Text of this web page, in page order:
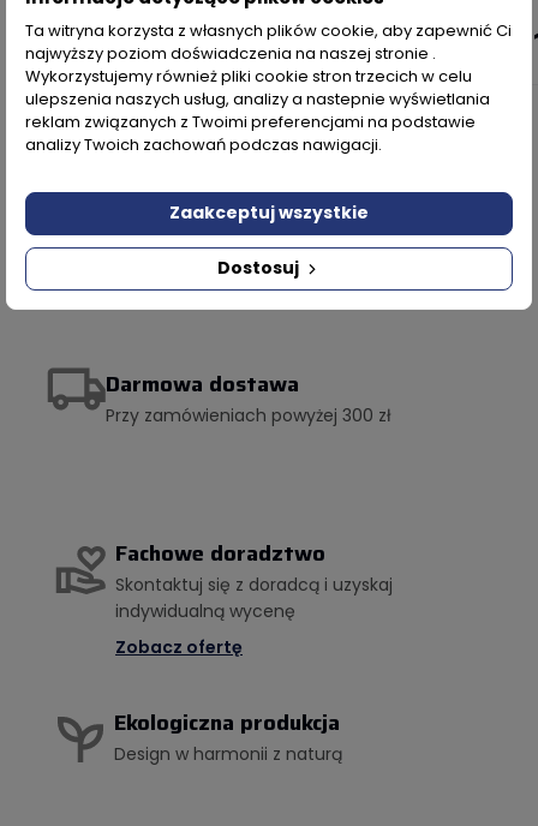
59,96 zł
Produkcja w Polsce
Najwyższej jakości profile aluminiowe
Darmowa dostawa
Przy zamówieniach powyżej 300 zł
Fachowe doradztwo
Skontaktuj się z doradcą i uzyskaj
indywidualną wycenę
Zobacz ofertę
Ekologiczna produkcja
Design w harmonii z naturą
Ta witryna korzysta z własnych plików cookie, aby zapewnić Ci
najwyższy poziom doświadczenia na naszej stronie .
Wykorzystujemy również pliki cookie stron trzecich w celu
ulepszenia naszych usług, analizy a nastepnie wyświetlania
reklam związanych z Twoimi preferencjami na podstawie
analizy Twoich zachowań podczas nawigacji.
Dostosuj
Zaakceptuj wszystkie